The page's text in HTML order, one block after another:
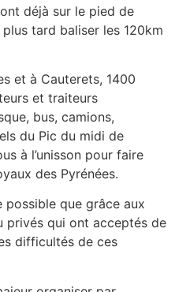
déjà sur le pied de
tard baliser les 120km
et à Cauterets, 1400
et traiteurs
bus, camions,
du Pic du midi de
à l’unisson pour faire
des Pyrénées.
possible que grâce aux
privés qui ont acceptés de
difficultés de ces